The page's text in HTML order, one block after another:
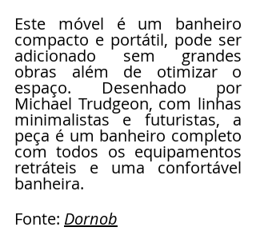
Este móvel é um banheiro
compacto e portátil, pode ser
adicionado sem grandes
obras além de otimizar o
espaço. Desenhado por
Michael Trudgeon, com linhas
minimalistas e futuristas, a
peça é um banheiro completo
com todos os equipamentos
retráteis e uma confortável
banheira.
Fonte: Dornob